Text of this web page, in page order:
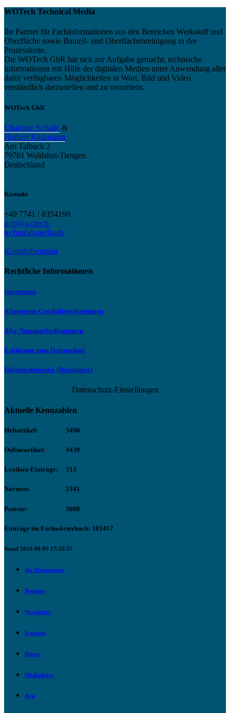
WOTech Technical Media
Ihr Partner für Fachinformationen aus den Bereichen Werkstoff und
Oberfläche sowie Bauteil- und Oberflächenreinigung in der
Prozesskette.
Die WOTech GbR hat sich zur Aufgabe gemacht, technische
Informationen mit Hilfe der digitalen Medien unter Anwendung aller
dafür verfügbaren Möglichkeiten in Wort, Bild und Video
verständlich darzustellen und zu vermitteln.
WOTech GbR
Charlotte Schade &
Herbert Käszmann
Am Talbach 2
79761 Waldshut-Tiengen
Deutschland
Kontakt
+49 7741 / 8354198
info@wotech-
technical-media.de
Kontaktformular
Rechtliche Informationen
Impressum
Allgemeine Geschäftsbedingungen
Allg. Nutzungsbedingungen
Erklärung zum Datenschutz
Haftungshinweise (Disclaimer)
Datenschutz-Einstellungen
Aktuelle Kennzahlen
Heftartikel: 3496
Onlineartikel: 4439
Lexikon-Einträge: 313
Normen: 2341
Patente: 3608
Einträge im Fachwörterbuch: 101417
Stand 2024-08-05 17:32:57
Ihr Abonnement
Termine
Newsletter
Kontakt
Beirat
Mediadaten
App